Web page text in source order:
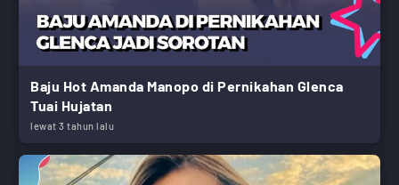
Baju Hot Amanda Manopo di Pernikahan Glenca
Tuai Hujatan
lewat 3 tahun lalu